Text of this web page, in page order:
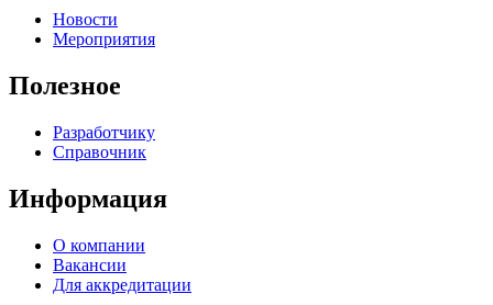
Новости
Мероприятия
Полезное
Разработчику
Справочник
Информация
О компании
Вакансии
Для аккредитации